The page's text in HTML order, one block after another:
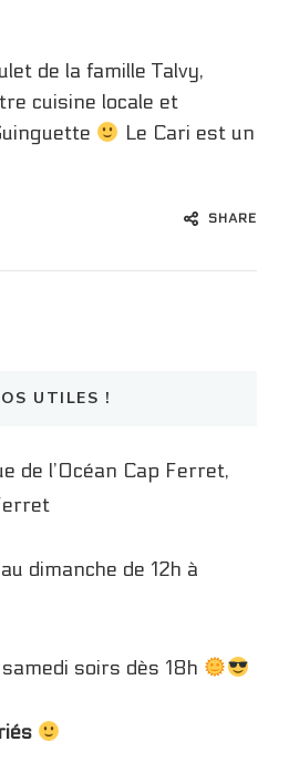
de la famille Talvy,
cuisine locale et
Le Cari est un
SHARE
UTILES !
de l’Océan Cap Ferret,
dimanche de 12h à
soirs dès 18h